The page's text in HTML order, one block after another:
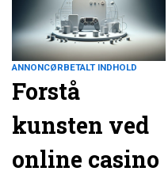
ANNONCØRBETALT INDHOLD
Forstå
kunsten ved
online casino